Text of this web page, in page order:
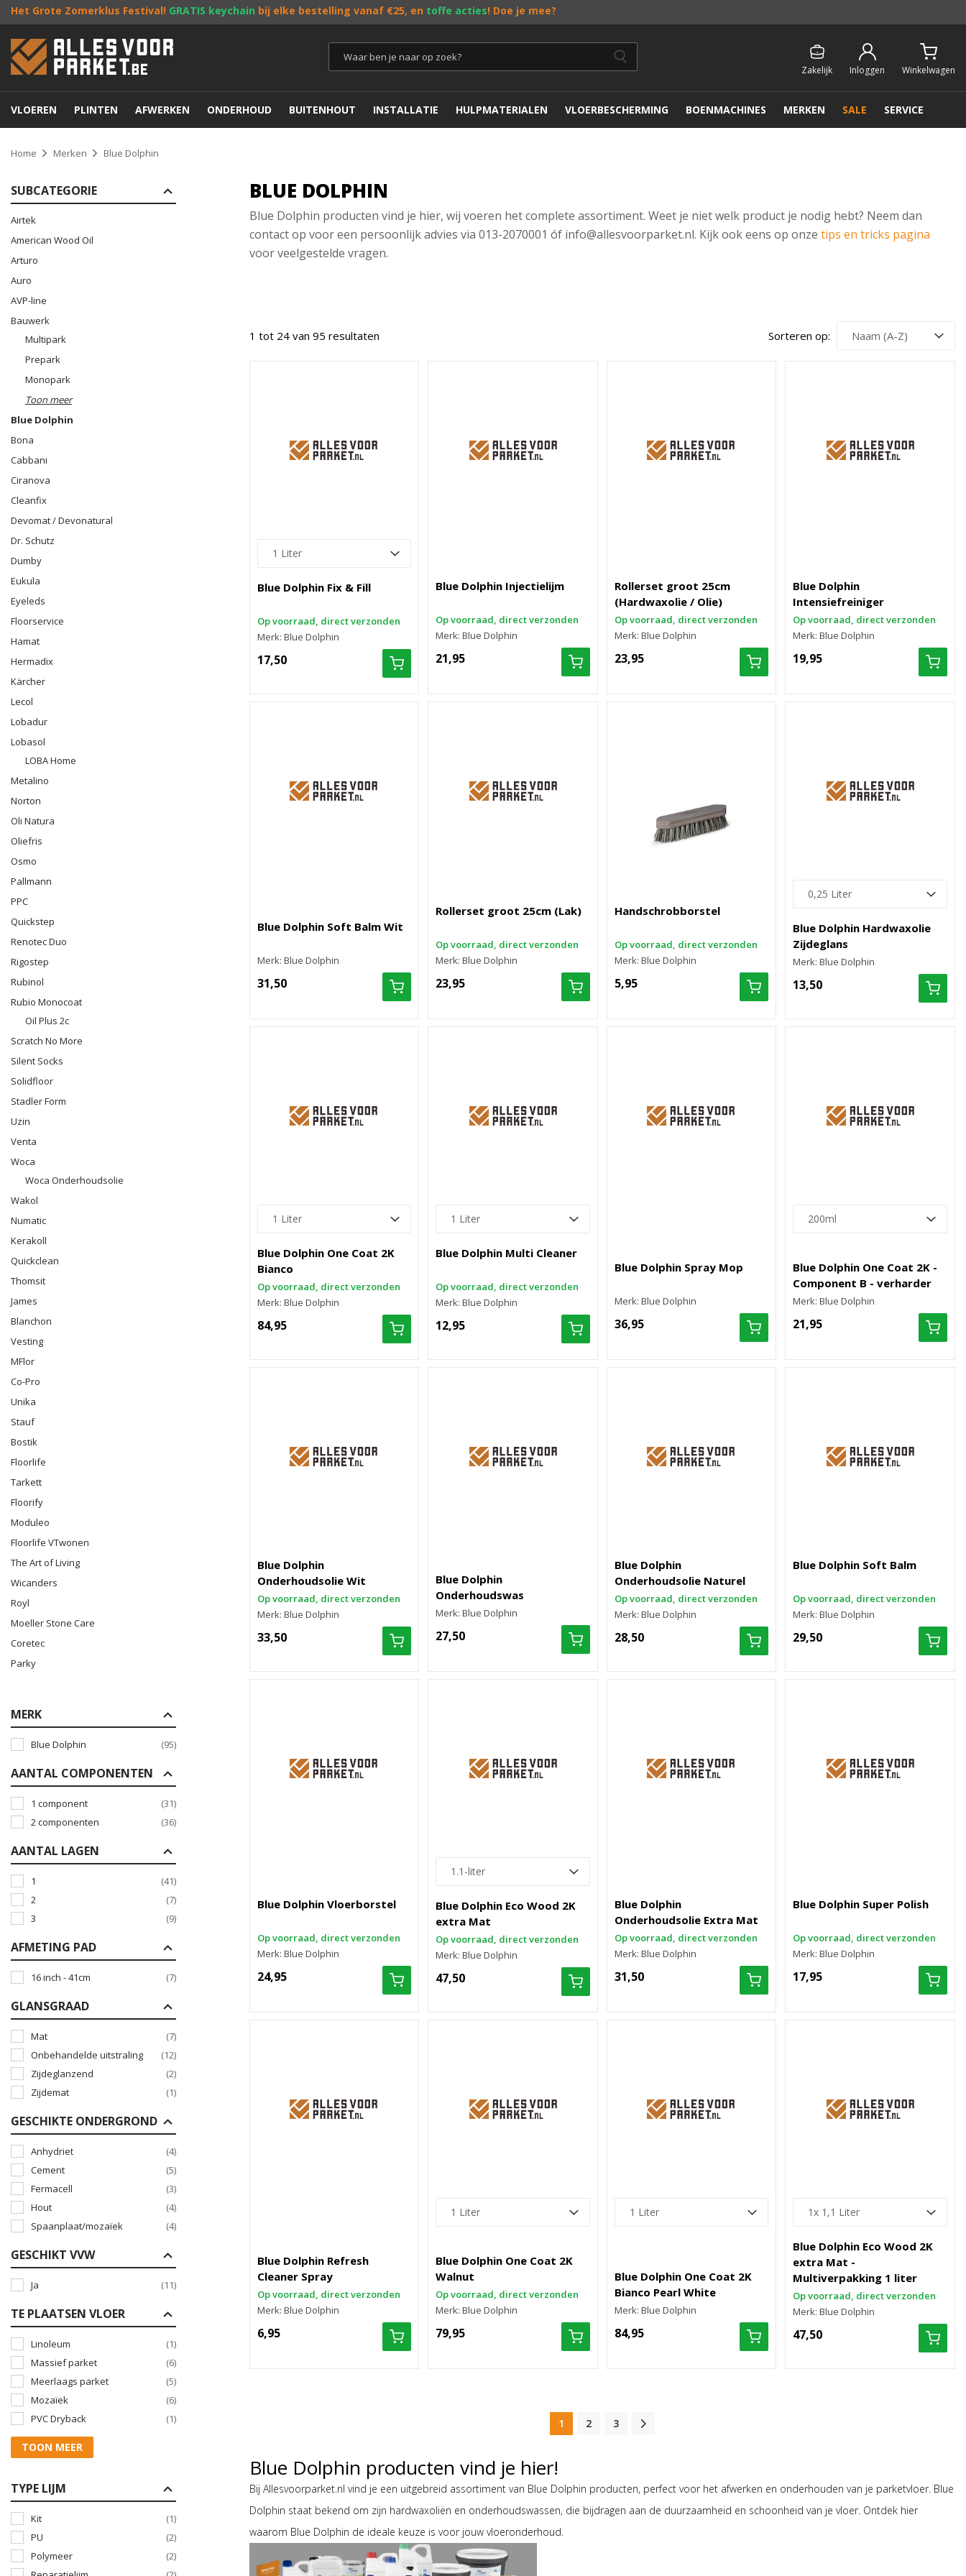
Het Grote Zomerklus Festival! GRATIS keychain bij elke bestelling vanaf €25, en toffe acties! Doe je mee?
Zakelijk Inloggen Winkelwagen
VLOEREN PLINTEN AFWERKEN ONDERHOUD BUITENHOUT INSTALLATIE HULPMATERIALEN VLOERBESCHERMING BOENMACHINES MERKEN SALE SERVICE
Home Merken Blue Dolphin
SUBCATEGORIE
Airtek
American Wood Oil
Arturo
Auro
AVP-line
Bauwerk
Multipark
Prepark
Monopark
Toon meer
Blue Dolphin
Bona
Cabbani
Ciranova
Cleanfix
Devomat / Devonatural
Dr. Schutz
Dumby
Eukula
Eyeleds
Floorservice
Hamat
Hermadix
Kärcher
Lecol
Lobadur
Lobasol
LOBA Home
Metalino
Norton
Oli Natura
Oliefris
Osmo
Pallmann
PPC
Quickstep
Renotec Duo
Rigostep
Rubinol
Rubio Monocoat
Oil Plus 2c
Scratch No More
Silent Socks
Solidfloor
Stadler Form
Uzin
Venta
Woca
Woca Onderhoudsolie
Wakol
Numatic
Kerakoll
Quickclean
Thomsit
James
Blanchon
Vesting
MFlor
Co-Pro
Unika
Stauf
Bostik
Floorlife
Tarkett
Floorify
Moduleo
Floorlife VTwonen
The Art of Living
Wicanders
Royl
Moeller Stone Care
Coretec
Parky
MERK
Blue Dolphin (95)
AANTAL COMPONENTEN
1 component
(31)
2 componenten
(36)
AANTAL LAGEN
1
(41)
2
(7)
3
(9)
AFMETING PAD
16 inch - 41cm (7)
GLANSGRAAD
Mat
(7)
Onbehandelde uitstraling
(12)
Zijdeglanzend
(2)
Zijdemat
(1)
GESCHIKTE ONDERGROND
Anhydriet
(4)
Cement
(5)
Fermacell
(3)
Hout
(4)
Spaanplaat/mozaïek
(4)
GESCHIKT VVW
Ja (11)
TE PLAATSEN VLOER
Linoleum
(1)
Massief parket
(6)
Meerlaags parket
(5)
Mozaïek
(6)
PVC Dryback
(1)
TOON MEER
TYPE LIJM
Kit
(1)
PU
(2)
Polymeer
(2)
BLUE DOLPHIN
Blue Dolphin producten vind je hier, wij voeren het complete assortiment. Weet je niet welk product je nodig hebt? Neem dan
contact op voor een persoonlijk advies via 013-2070001 óf info@allesvoorparket.nl. Kijk ook eens op onze tips en tricks pagina
voor veelgestelde vragen.
1 tot 24 van 95 resultaten Sorteren op:
Blue Dolphin Fix & Fill
Op voorraad, direct verzonden
Merk: Blue Dolphin
17,50
Blue Dolphin Injectielijm
Op voorraad, direct verzonden
Merk: Blue Dolphin
21,95
Rollerset groot 25cm
(Hardwaxolie / Olie)
Op voorraad, direct verzonden
Merk: Blue Dolphin
23,95
Blue Dolphin
Intensiefreiniger
Op voorraad, direct verzonden
Merk: Blue Dolphin
19,95
Blue Dolphin Soft Balm Wit
Merk: Blue Dolphin
31,50
Rollerset groot 25cm (Lak)
Op voorraad, direct verzonden
Merk: Blue Dolphin
23,95
Handschrobborstel
Op voorraad, direct verzonden
Merk: Blue Dolphin
5,95
Blue Dolphin Hardwaxolie
Zijdeglans
Merk: Blue Dolphin
13,50
Blue Dolphin One Coat 2K
Bianco
Op voorraad, direct verzonden
Merk: Blue Dolphin
84,95
Blue Dolphin Multi Cleaner
Op voorraad, direct verzonden
Merk: Blue Dolphin
12,95
Blue Dolphin Spray Mop
Merk: Blue Dolphin
36,95
Blue Dolphin One Coat 2K -
Component B - verharder
Merk: Blue Dolphin
21,95
Blue Dolphin
Onderhoudsolie Wit
Op voorraad, direct verzonden
Merk: Blue Dolphin
33,50
Blue Dolphin
Onderhoudswas
Merk: Blue Dolphin
27,50
Blue Dolphin
Onderhoudsolie Naturel
Op voorraad, direct verzonden
Merk: Blue Dolphin
28,50
Blue Dolphin Soft Balm
Op voorraad, direct verzonden
Merk: Blue Dolphin
29,50
Blue Dolphin Vloerborstel
Op voorraad, direct verzonden
Merk: Blue Dolphin
24,95
Blue Dolphin Eco Wood 2K
extra Mat
Op voorraad, direct verzonden
Merk: Blue Dolphin
47,50
Blue Dolphin
Onderhoudsolie Extra Mat
Op voorraad, direct verzonden
Merk: Blue Dolphin
31,50
Blue Dolphin Super Polish
Op voorraad, direct verzonden
Merk: Blue Dolphin
17,95
Blue Dolphin Refresh
Cleaner Spray
Op voorraad, direct verzonden
Merk: Blue Dolphin
6,95
Blue Dolphin One Coat 2K
Walnut
Op voorraad, direct verzonden
Merk: Blue Dolphin
79,95
Blue Dolphin One Coat 2K
Bianco Pearl White
Merk: Blue Dolphin
84,95
Blue Dolphin Eco Wood 2K
extra Mat -
Multiverpakking 1 liter
Op voorraad, direct verzonden
Merk: Blue Dolphin
47,50
1 2 3
Blue Dolphin producten vind je hier!
Bij Allesvoorparket.nl vind je een uitgebreid assortiment van Blue Dolphin producten, perfect voor het afwerken en onderhouden van je parketvloer. Blue
Dolphin staat bekend om zijn hardwaxoliën en onderhoudswassen, die bijdragen aan de duurzaamheid en schoonheid van je vloer. Ontdek hier
waarom Blue Dolphin de ideale keuze is voor jouw vloeronderhoud.